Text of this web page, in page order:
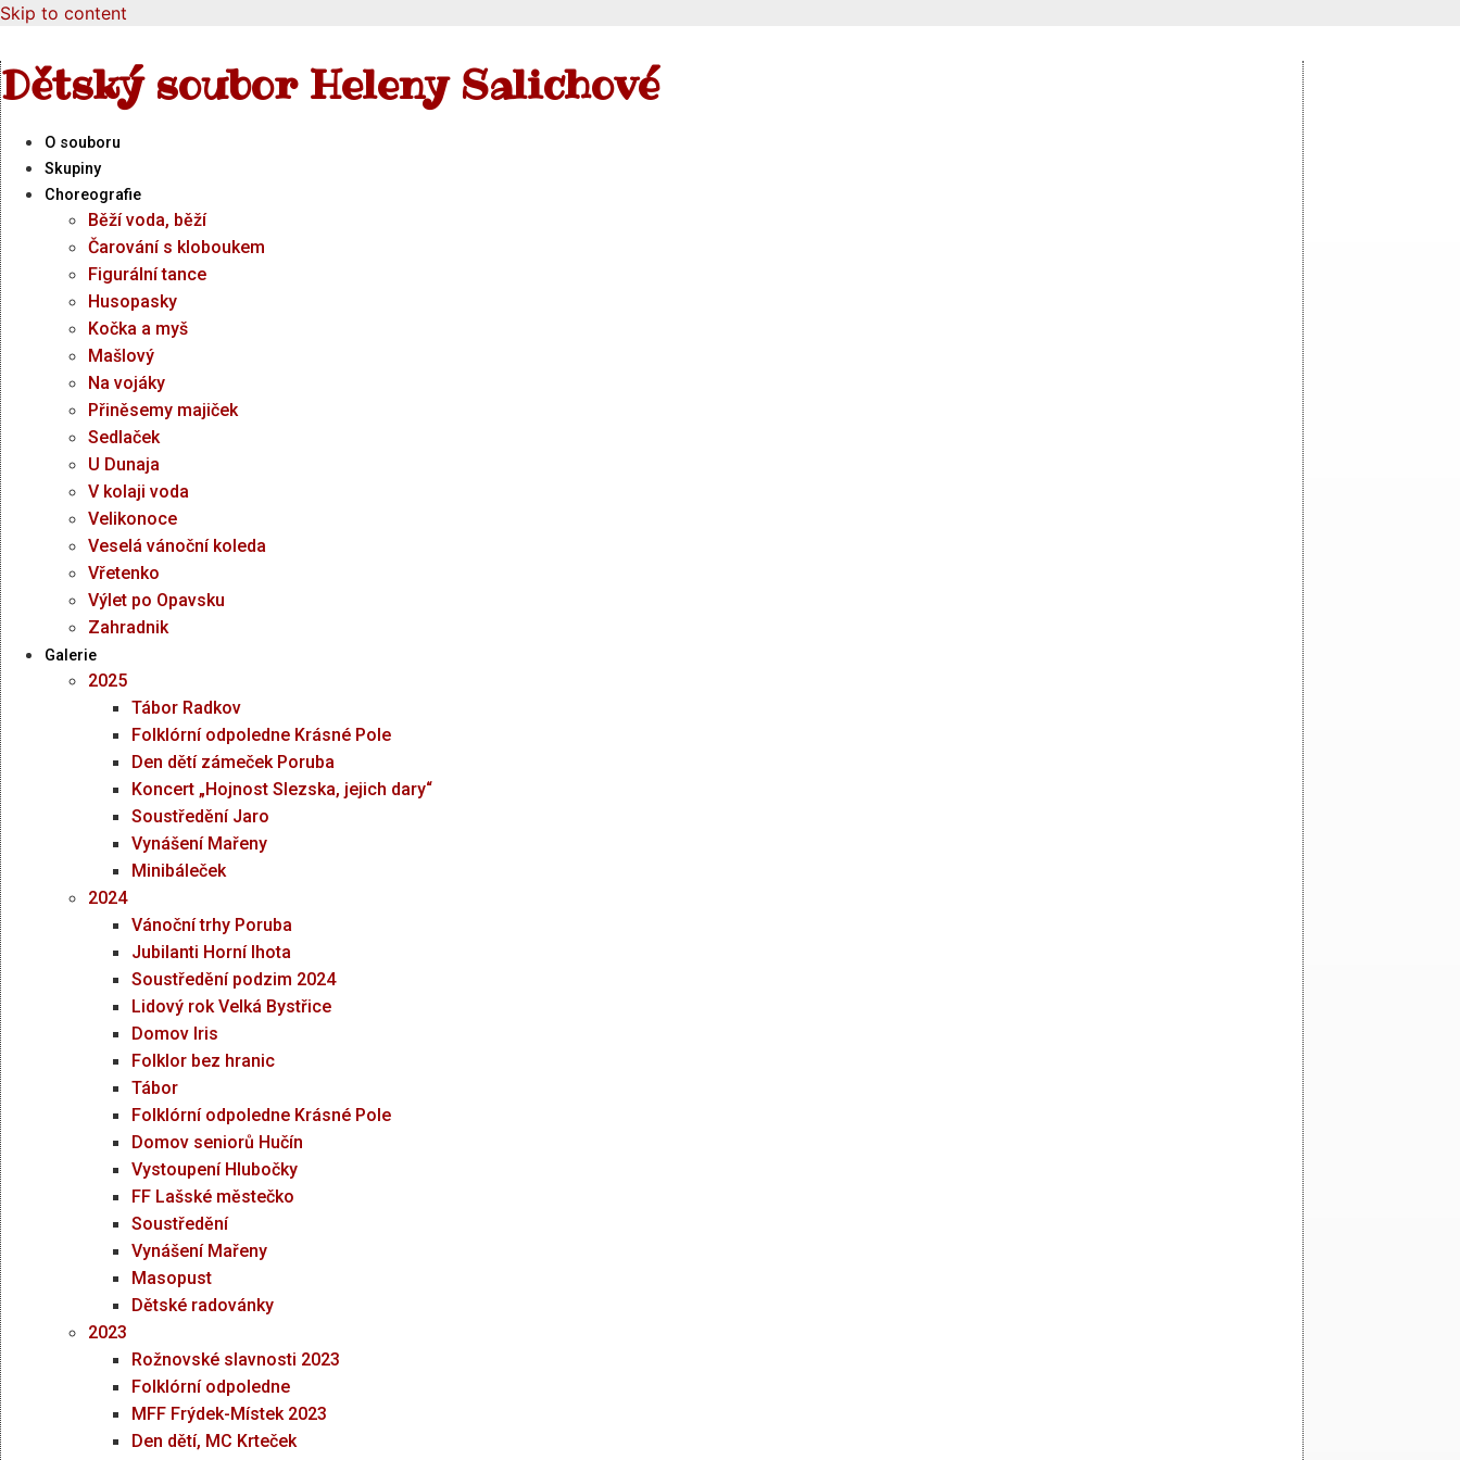
Skip to content
Dětský soubor Heleny Salichové
O souboru
Skupiny
Choreografie
Běží voda, běží
Čarování s kloboukem
Figurální tance
Husopasky
Kočka a myš
Mašlový
Na vojáky
Přiněsemy majiček
Sedlaček
U Dunaja
V kolaji voda
Velikonoce
Veselá vánoční koleda
Vřetenko
Výlet po Opavsku
Zahradnik
Galerie
2025
Tábor Radkov
Folklórní odpoledne Krásné Pole
Den dětí zámeček Poruba
Koncert „Hojnost Slezska, jejich dary“
Soustředění Jaro
Vynášení Mařeny
Minibáleček
2024
Vánoční trhy Poruba
Jubilanti Horní lhota
Soustředění podzim 2024
Lidový rok Velká Bystřice
Domov Iris
Folklor bez hranic
Tábor
Folklórní odpoledne Krásné Pole
Domov seniorů Hučín
Vystoupení Hlubočky
FF Lašské městečko
Soustředění
Vynášení Mařeny
Masopust
Dětské radovánky
2023
Rožnovské slavnosti 2023
Folklórní odpoledne
MFF Frýdek-Místek 2023
Den dětí, MC Krteček